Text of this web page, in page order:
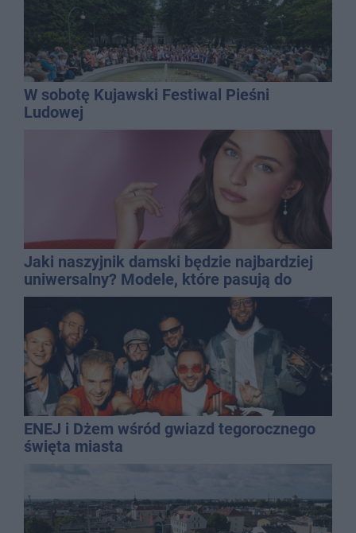
W sobotę Kujawski Festiwal Pieśni
Ludowej
Jaki naszyjnik damski będzie najbardziej
uniwersalny? Modele, które pasują do
wielu stylizacji
ENEJ i Dżem wśród gwiazd tegorocznego
święta miasta